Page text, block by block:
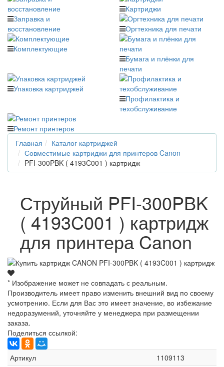
Заправка и
восстановление
Картриджи
Оргтехника для печати
Комплектующие
Бумага и плёнки для
печати
Упаковка картриджей
Профилактика и
техобслуживание
Ремонт принтеров
Главная
Каталог картриджей
Совместимые картриджи для принтеров Canon
PFI-300PBK ( 4193C001 ) картридж
Струйный PFI-300PBK
( 4193C001 ) картридж
для принтера Canon
* Изображение может не совпадать с реальным.
Производитель имеет право изменить внешний вид по своему
усмотрению. Если для Вас это имеет значение, во избежание
недоразумений, уточняйте у менеджера при размещении
заказа.
Поделиться ссылкой:
Артикул
1109113